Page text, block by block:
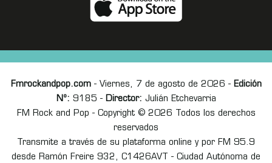
Fmrockandpop.com- Viernes, 7 de agosto de 2026 - Edición
Nº: 9185 - Director: Julián Etchevarria
FM Rock and Pop - Copyright © 2026 Todos los derechos
reservados
Transmite a través de su plataforma online y por FM 95.9
desde Ramón Freire 932, C1426AVT - Ciudad Autónoma de